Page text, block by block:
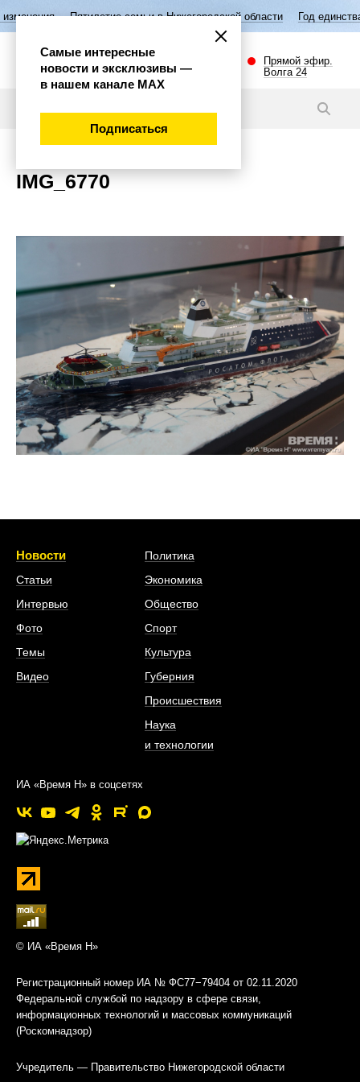
Пятилетие семьи в Нижегородской области Год
Прямой эфир.
Волга 24
IMG_6770
Новости
Статьи
Интервью
Фото
Темы
Видео
Политика
Экономика
Общество
Спорт
Культура
Губерния
Происшествия
Наука
и технологии
ИА «Время Н» в соцсетях
© ИА «Время Н»
Регистрационный номер ИА № ФС77−79404 от 02.11.2020
Федеральной службой по надзору в сфере связи,
информационных технологий и массовых коммуникаций
(Роскомнадзор)
Учредитель — Правительство Нижегородской области
Самые интересные
новости и эксклюзивы —
в нашем канале МАХ
Подписаться